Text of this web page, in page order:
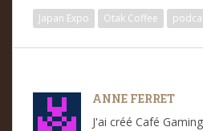
Japan Expo Otak Coffee
ANNE FERRET
J'ai créé Café